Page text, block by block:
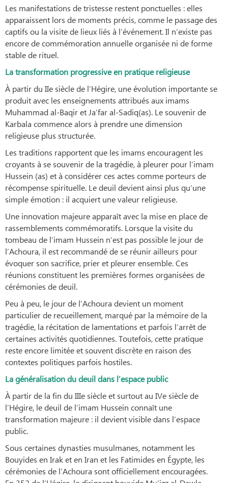
Les manifestations de tristesse restent ponctuelles : elles
apparaissent lors de moments précis, comme le passage des
captifs ou la visite de lieux liés à l’événement. Il n’existe pas
encore de commémoration annuelle organisée ni de forme
stable de rituel.
La transformation progressive en pratique religieuse
À partir du IIe siècle de l’Hégire, une évolution importante se
produit avec les enseignements attribués aux imams
Muhammad al-Baqir et Ja‘far al-Sadiq(as). Le souvenir de
Karbala commence alors à prendre une dimension
religieuse plus structurée.
Les traditions rapportent que les imams encouragent les
croyants à se souvenir de la tragédie, à pleurer pour l’imam
Hussein (as) et à considérer ces actes comme porteurs de
récompense spirituelle. Le deuil devient ainsi plus qu’une
simple émotion : il acquiert une valeur religieuse.
Une innovation majeure apparaît avec la mise en place de
rassemblements commémoratifs. Lorsque la visite du
tombeau de l’imam Hussein n’est pas possible le jour de
l’Achoura, il est recommandé de se réunir ailleurs pour
évoquer son sacrifice, prier et pleurer ensemble. Ces
réunions constituent les premières formes organisées de
cérémonies de deuil.
Peu à peu, le jour de l’Achoura devient un moment
particulier de recueillement, marqué par la mémoire de la
tragédie, la récitation de lamentations et parfois l’arrêt de
certaines activités quotidiennes. Toutefois, cette pratique
reste encore limitée et souvent discrète en raison des
contextes politiques parfois hostiles.
La généralisation du deuil dans l’espace public
À partir de la fin du IIIe siècle et surtout au IVe siècle de
l’Hégire, le deuil de l’imam Hussein connaît une
transformation majeure : il devient visible dans l’espace
public.
Sous certaines dynasties musulmanes, notamment les
Bouyides en Irak et en Iran et les Fatimides en Égypte, les
cérémonies de l’Achoura sont officiellement encouragées.